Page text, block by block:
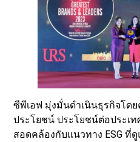
ซีพีเอฟ มุ่งมั่นดำเนินธุรกิจโด
ประโยชน์ ประโยชน์ต่อประเ
สอดคล้องกับแนวทาง ESG ที่